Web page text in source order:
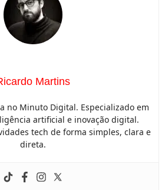
Martins
no Minuto Digital. Especializado em
artificial e inovação digital.
tech de forma simples, clara e
direta.